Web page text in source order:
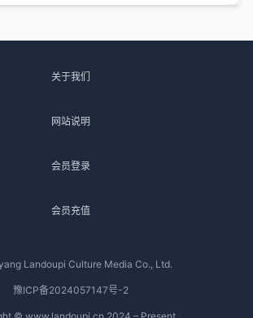
关于我们
网站说明
会员登录
会员充值
Landoupi Culture Media Co., Ltd.
豫ICP备2024057147号-2